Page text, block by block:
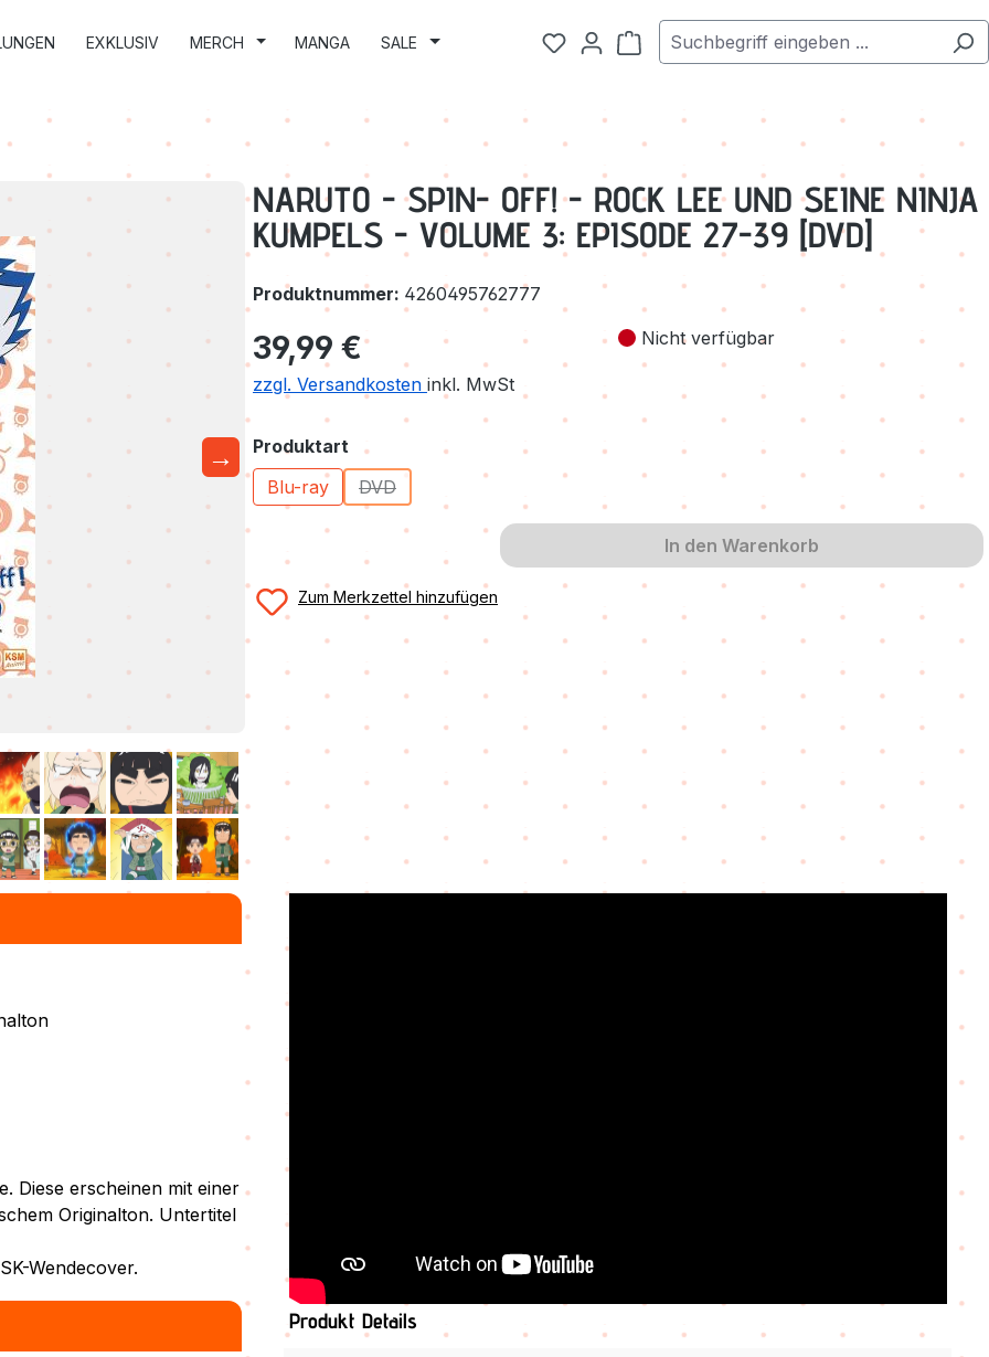
EXKLUSIV MERCH MANGA SALE Warenkorb enthält 0 Positionen. Der
→
NARUTO - SPIN- OFF! - ROCK LEE UND SEINE NINJA
KUMPELS - VOLUME 3: EPISODE 27-39 [DVD]
Produktnummer: 4260495762777
Regulärer Preis:
39,99 €
zzgl. Versandkosten inkl. MwSt
Nicht verfügbar
Produktart auswählen
Blu-ray
DVD
(Diese Option ist zurzeit nicht verfügbar.)
In den Warenkorb
Zum Merkzettel hinzufügen
Diese erscheinen mit einer
Originalton. Untertitel
Wendecover.
Produkt Details